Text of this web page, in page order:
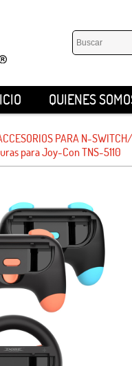
QUIENES
PARA N-
para Joy-Con TNS-5110